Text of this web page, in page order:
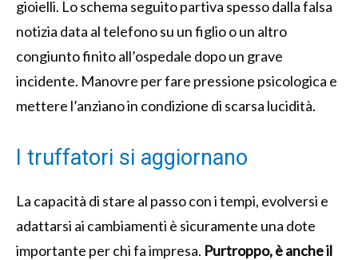
gioielli. Lo schema seguito partiva spesso dalla falsa
notizia data al telefono su un figlio o un altro
congiunto finito all’ospedale dopo un grave
incidente. Manovre per fare pressione psicologica e
mettere l’anziano in condizione di scarsa lucidità.
I truffatori si aggiornano
La capacità di stare al passo con i tempi, evolversi e
adattarsi ai cambiamenti è sicuramente una dote
importante per chi fa impresa. Purtroppo, è anche il